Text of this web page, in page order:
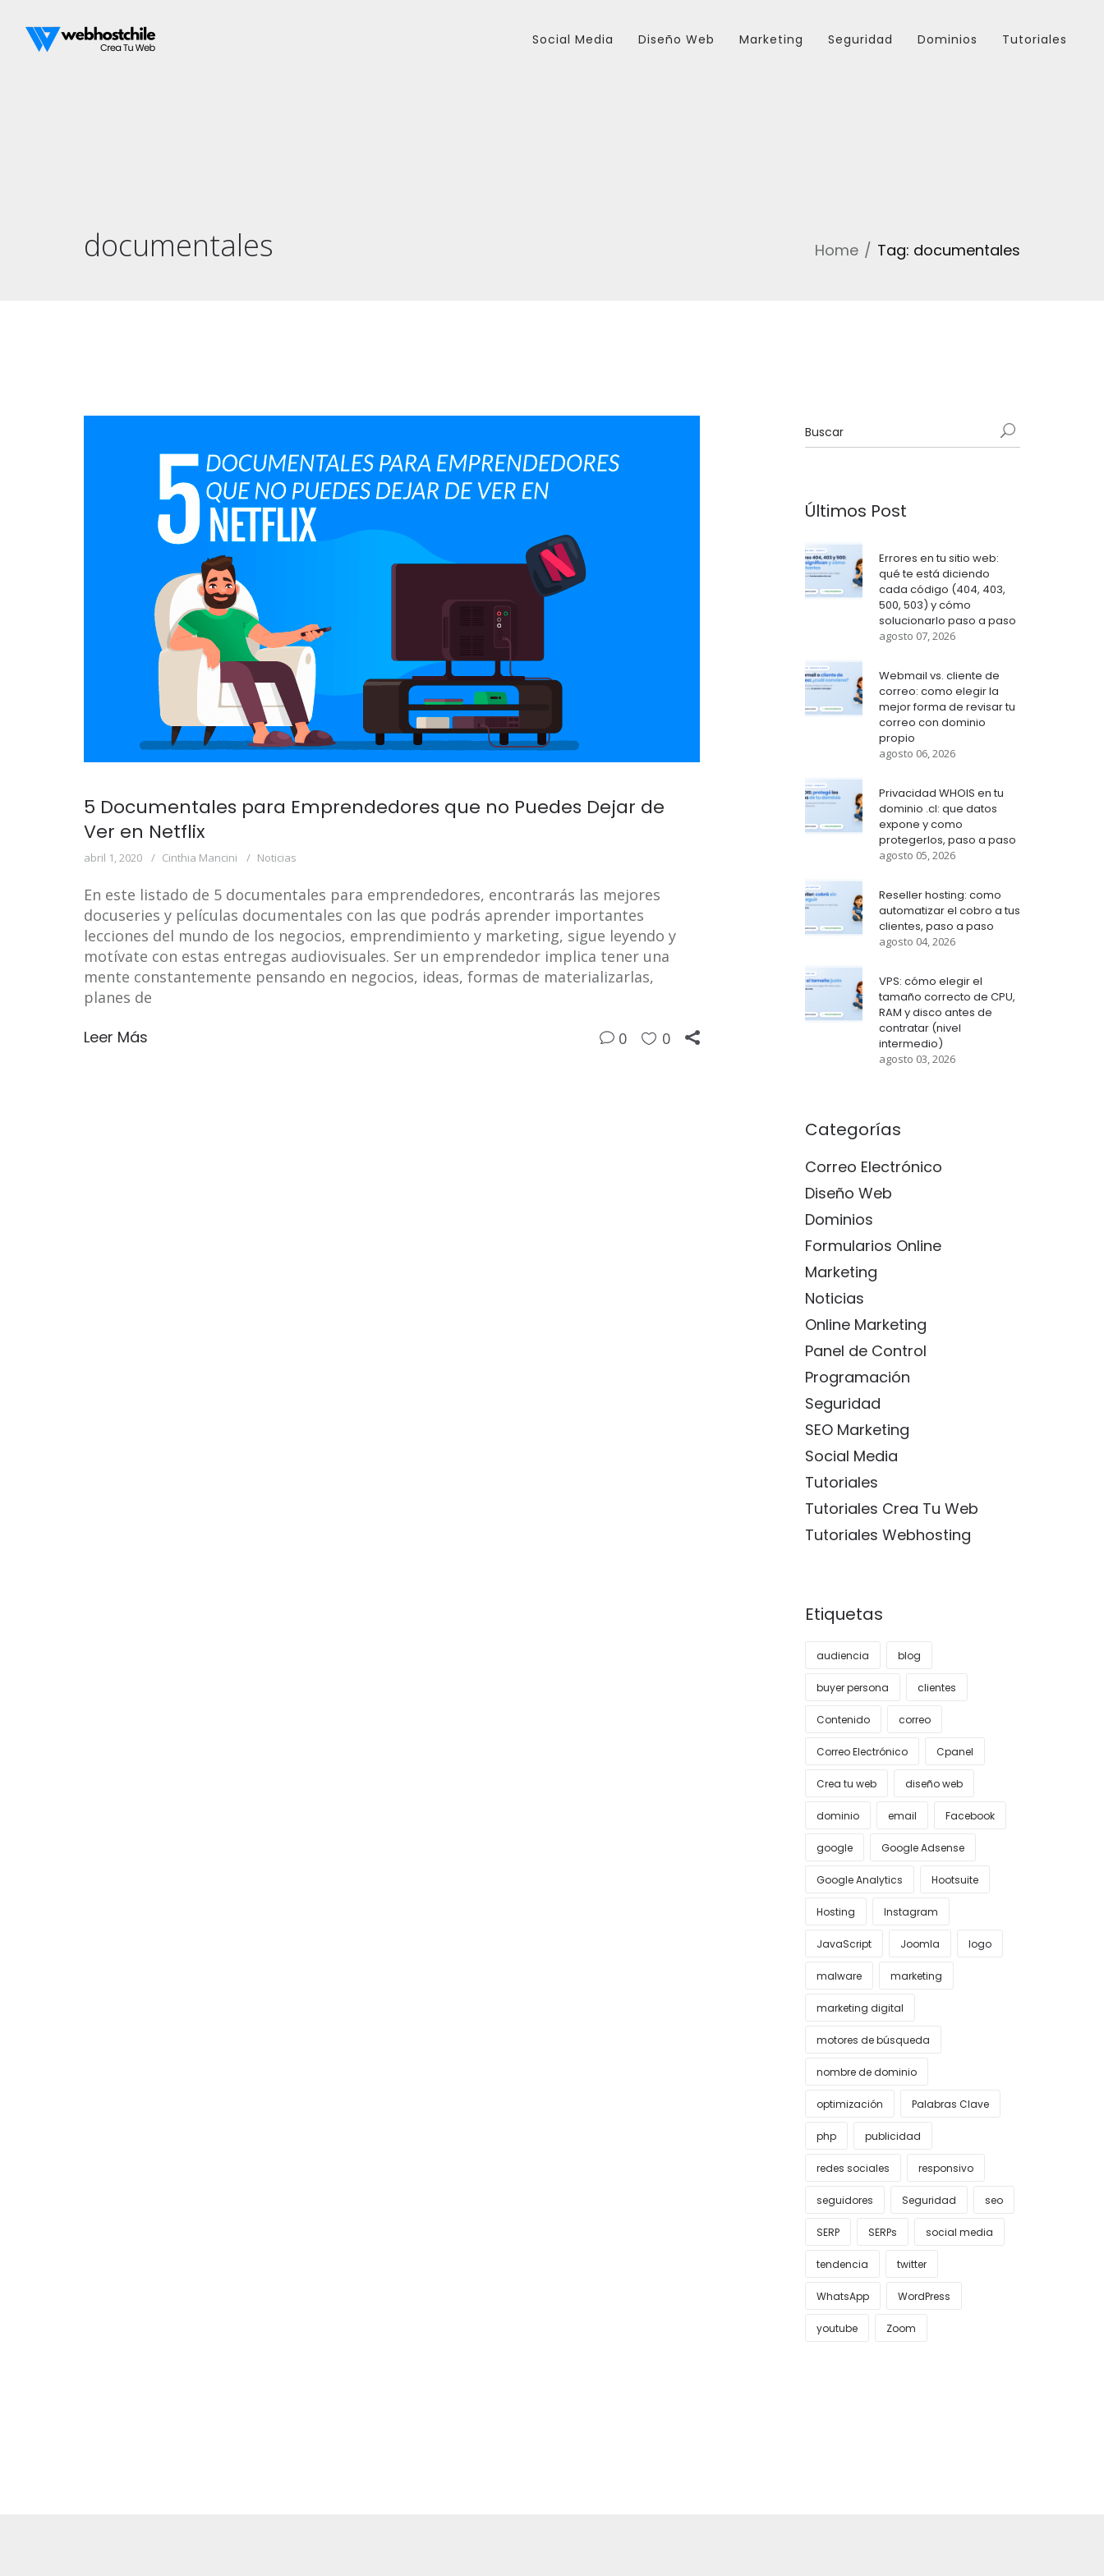
Social Media Diseño Web Marketing Seguridad Dominios Tutoriales
documentales Home Tag: documentales
5 Documentales para Emprendedores que no Puedes Dejar de
Ver en Netflix
abril 1, 2020 Cinthia Mancini Noticias
En este listado de 5 documentales para emprendedores, encontrarás las mejores
docuseries y películas documentales con las que podrás aprender importantes
lecciones del mundo de los negocios, emprendimiento y marketing, sigue leyendo y
motívate con estas entregas audiovisuales. Ser un emprendedor implica tener una
mente constantemente pensando en negocios, ideas, formas de materializarlas,
planes de
Leer Más 0 0
Últimos Post
Errores en tu sitio web:
qué te está diciendo
cada código (404, 403,
500, 503) y cómo
solucionarlo paso a paso
agosto 07, 2026
Webmail vs. cliente de
correo: como elegir la
mejor forma de revisar tu
correo con dominio
propio
agosto 06, 2026
Privacidad WHOIS en tu
dominio .cl: que datos
expone y como
protegerlos, paso a paso
agosto 05, 2026
Reseller hosting: como
automatizar el cobro a tus
clientes, paso a paso
agosto 04, 2026
VPS: cómo elegir el
tamaño correcto de CPU,
RAM y disco antes de
contratar (nivel
intermedio)
agosto 03, 2026
Categorías
Correo Electrónico
Diseño Web
Dominios
Formularios Online
Marketing
Noticias
Online Marketing
Panel de Control
Programación
Seguridad
SEO Marketing
Social Media
Tutoriales
Tutoriales Crea Tu Web
Tutoriales Webhosting
Etiquetas
audiencia blog
buyer persona clientes
Contenido correo
Correo Electrónico Cpanel
Crea tu web diseño web
dominio email Facebook
google Google Adsense
Google Analytics Hootsuite
Hosting Instagram
JavaScript Joomla logo
malware marketing
marketing digital
motores de búsqueda
nombre de dominio
optimización Palabras Clave
php publicidad
redes sociales responsivo
seguidores Seguridad seo
SERP SERPs social media
tendencia twitter
WhatsApp WordPress
youtube Zoom